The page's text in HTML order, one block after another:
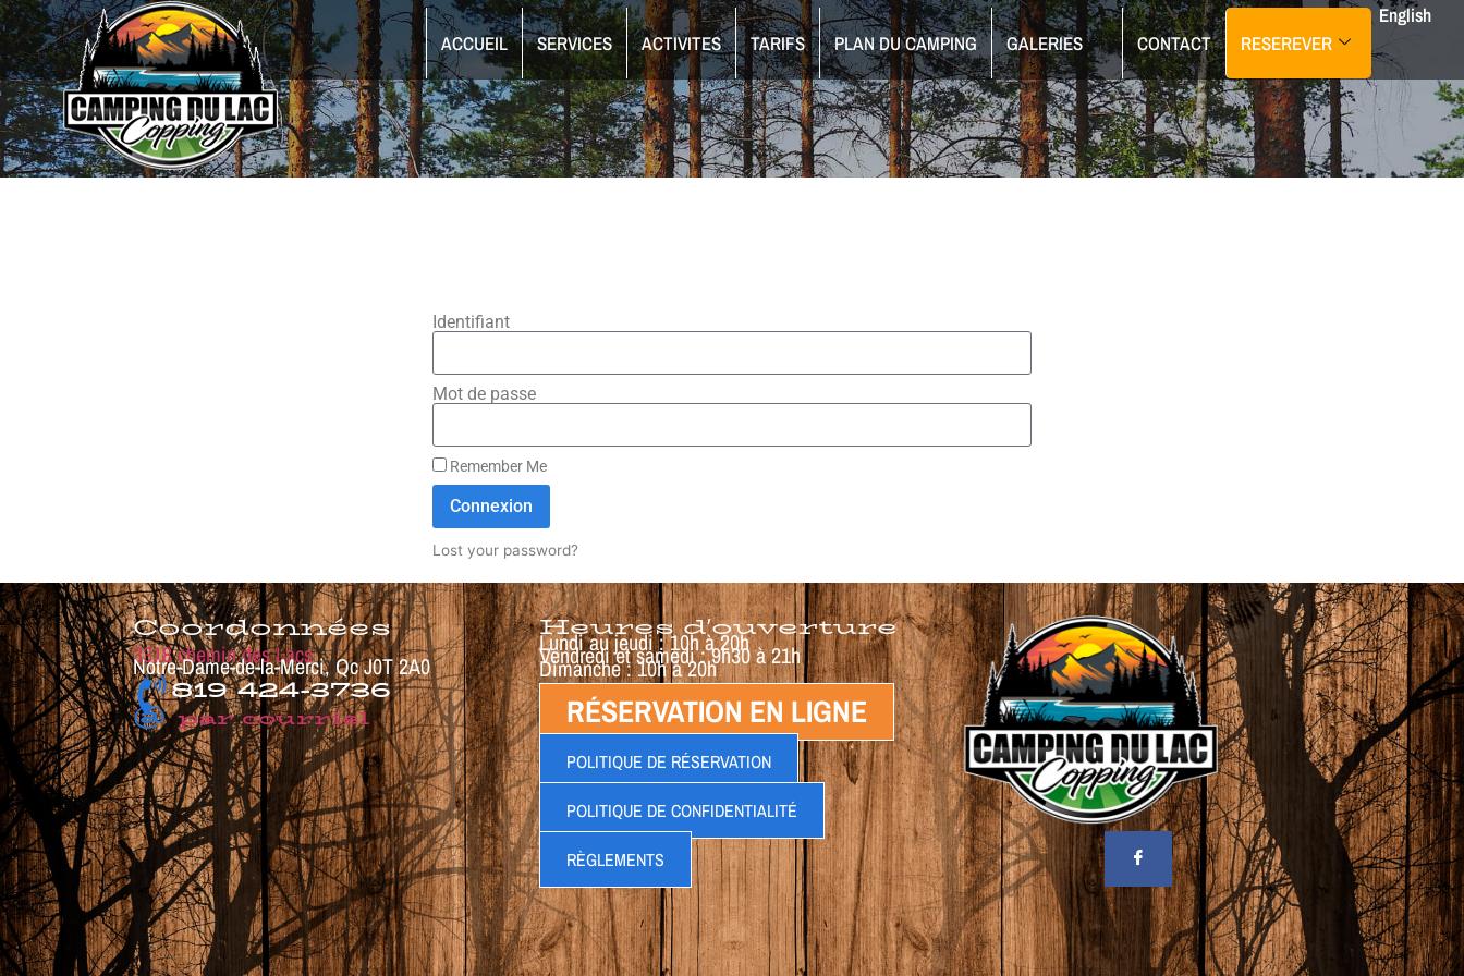
English
ACCUEIL
SERVICES ACTIVITES TARIFS PLAN DU CAMPING GALERIES CONTACT RESEREVER
Identifiant
Mot de passe
Remember Me
Connexion
Lost your password?
Coordonnées
3318 chemin des Lacs
Notre-Dame-de-la-Merci, Qc J0T 2A0
819 424-3736
@par courriel
Heures d'ouverture
Lundi au jeudi : 10h à 20h
Vendredi et samedi : 9h30 à 21h
Dimanche : 10h à 20h
RÉSERVATION EN LIGNE
POLITIQUE DE RÉSERVATION
POLITIQUE DE CONFIDENTIALITÉ
RÈGLEMENTS